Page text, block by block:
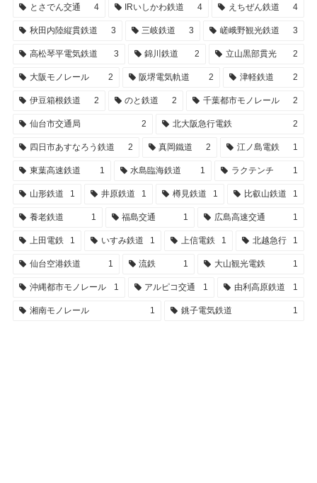
とさでん交通 4 IRいしかわ鉄道 4 えちぜん鉄道 4
秋田内陸縦貫鉄道 3 三岐鉄道 3 嵯峨野観光鉄道 3
高松琴平電気鉄道 3 錦川鉄道 2 立山黒部貫光 2
大阪モノレール 2 阪堺電気軌道 2 津軽鉄道 2
伊豆箱根鉄道 2 のと鉄道 2 千葉都市モノレール 2
仙台市交通局 2 北大阪急行電鉄 2
四日市あすなろう鉄道 2 真岡鐵道 2 江ノ島電鉄 1
東葉高速鉄道 1 水島臨海鉄道 1 ラクテンチ 1
山形鉄道 1 井原鉄道 1 樽見鉄道 1 比叡山鉄道 1
養老鉄道 1 福島交通 1 広島高速交通 1
上田電鉄 1 いすみ鉄道 1 上信電鉄 1 北越急行 1
仙台空港鉄道 1 流鉄 1 大山観光電鉄 1
沖縄都市モノレール 1 アルピコ交通 1 由利高原鉄道 1
湘南モノレール 1 銚子電気鉄道 1